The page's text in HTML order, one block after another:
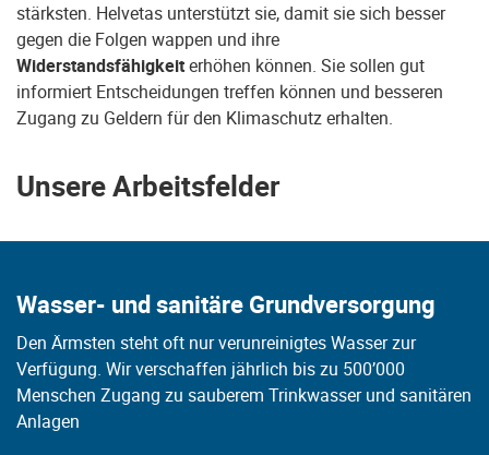
stärksten. Helvetas unterstützt sie, damit sie sich besser
gegen die Folgen wappen und ihre
Widerstandsfähigkeiterhöhen können. Sie sollen gut
informiert Entscheidungen treffen können und besseren
Zugang zu Geldern für den Klimaschutz erhalten.
Unsere Arbeitsfelder
Wasser- und sanitäre Grundversorgung
Den Ärmsten steht oft nur verunreinigtes Wasser zur
Verfügung. Wir verschaffen jährlich bis zu 500’000
Menschen Zugang zu sauberem Trinkwasser und sanitären
Anlagen